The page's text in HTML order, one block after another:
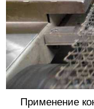
Применение